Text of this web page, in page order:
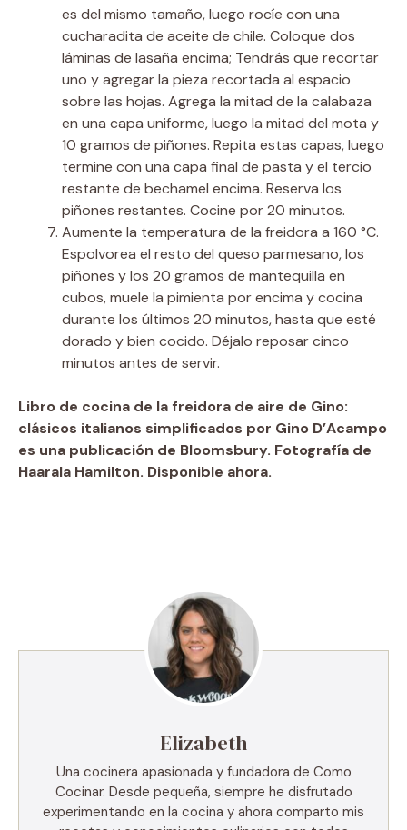
es del mismo tamaño, luego rocíe con una
cucharadita de aceite de chile. Coloque dos
láminas de lasaña encima; Tendrás que recortar
uno y agregar la pieza recortada al espacio
sobre las hojas. Agrega la mitad de la calabaza
en una capa uniforme, luego la mitad del mota y
10 gramos de piñones. Repita estas capas, luego
termine con una capa final de pasta y el tercio
restante de bechamel encima. Reserva los
piñones restantes. Cocine por 20 minutos.
Aumente la temperatura de la freidora a 160 °C.
Espolvorea el resto del queso parmesano, los
piñones y los 20 gramos de mantequilla en
cubos, muele la pimienta por encima y cocina
durante los últimos 20 minutos, hasta que esté
dorado y bien cocido. Déjalo reposar cinco
minutos antes de servir.
Libro de cocina de la freidora de aire de Gino:
clásicos italianos simplificados por Gino D’Acampo
es una publicación de Bloomsbury. Fotografía de
Haarala Hamilton. Disponible ahora.
Elizabeth
Una cocinera apasionada y fundadora de Como
Cocinar. Desde pequeña, siempre he disfrutado
experimentando en la cocina y ahora comparto mis